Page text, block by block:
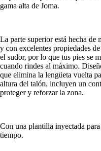
gama alta de Joma.
La parte superior está hecha de
y con excelentes propiedades
el sudor, por lo que tus pies se
cuando rindes al máximo.
que elimina la lengüeta vuelta
altura del talón, incluyen un
proteger y reforzar la zona.
Con una plantilla inyectada
tiempo.